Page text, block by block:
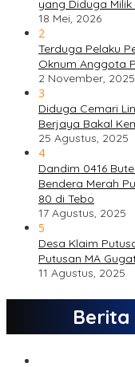
yang Diduga Milik
18 Mei, 2026
2
Terduga Pelaku
Oknum Anggota
2 November, 2025
3
Diduga Cemari
Berjaya Bakal
25 Agustus, 2025
4
Dandim 0416
Bendera Merah
80 di Tebo
17 Agustus, 2025
5
Desa Klaim
Putusan MA
11 Agustus, 2025
Berita